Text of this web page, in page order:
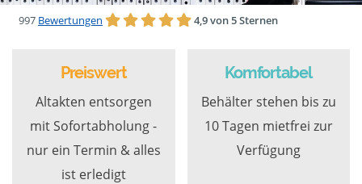
997 Bewertungen 4,9 von 5 Sternen
Preiswert
Altakten entsorgen
mit Sofortabholung -
nur ein Termin & alles
ist erledigt
Komfortabel
Behälter stehen bis zu
10 Tagen mietfrei zur
Verfügung